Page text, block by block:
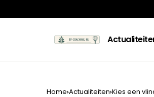
Home Actualiteiten Kies een